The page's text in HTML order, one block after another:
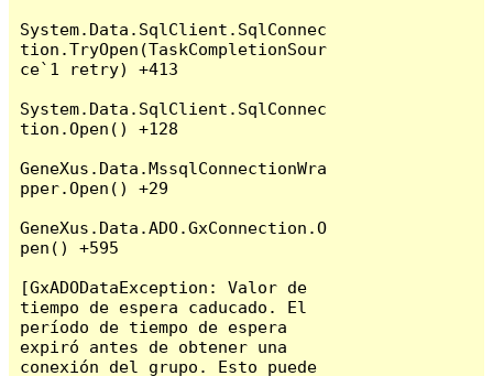
System.Data.SqlClient.SqlConnec
tion.TryOpen(TaskCompletionSour
ce`1 retry) +413
System.Data.SqlClient.SqlConnec
tion.Open() +128
GeneXus.Data.MssqlConnectionWra
pper.Open() +29
GeneXus.Data.ADO.GxConnection.O
pen() +595
[GxADODataException: Valor de
tiempo de espera caducado. El
período de tiempo de espera
expiró antes de obtener una
conexión del grupo. Esto puede